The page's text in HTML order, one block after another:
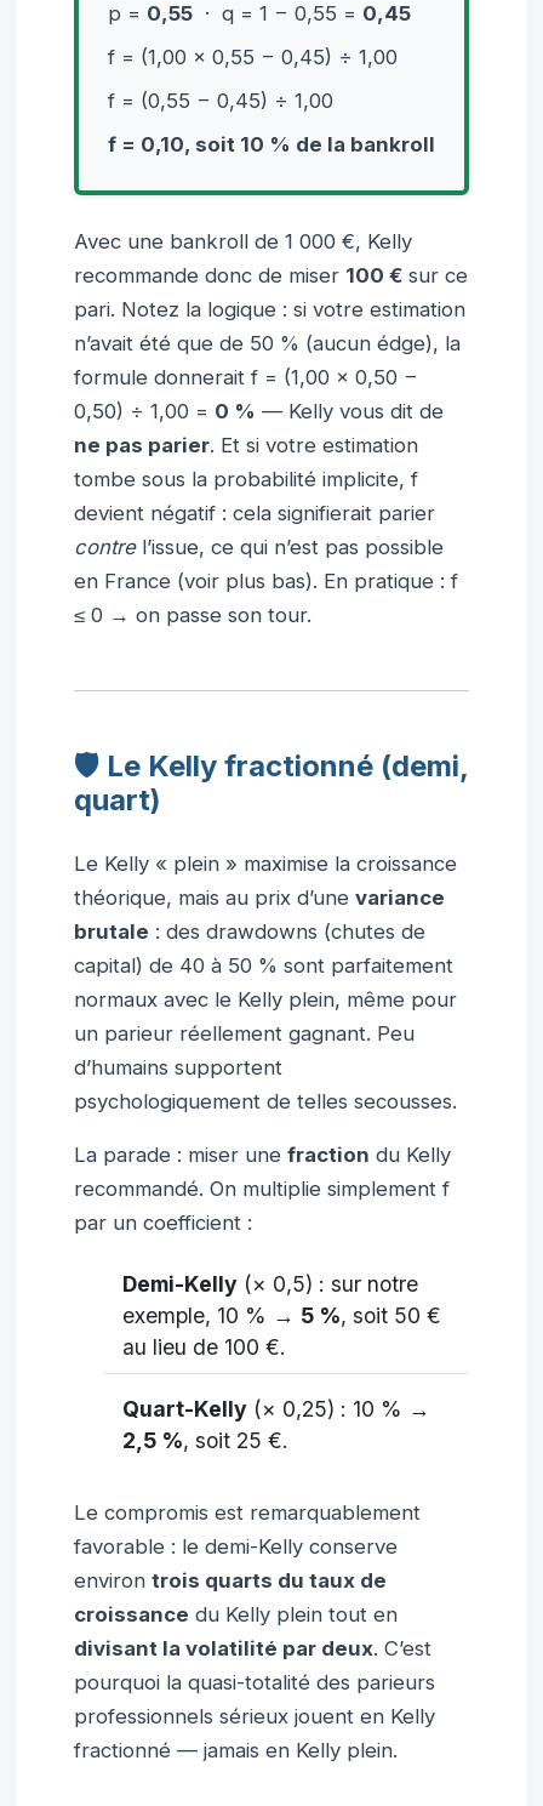
p = 0,55 · q = 1 − 0,55 = 0,45
f = (1,00 × 0,55 − 0,45) ÷ 1,00
f = (0,55 − 0,45) ÷ 1,00
f = 0,10, soit 10 % de la bankroll
Avec une bankroll de 1 000 €, Kelly
recommande donc de miser 100 € sur ce
pari. Notez la logique : si votre estimation
n’avait été que de 50 % (aucun édge), la
formule donnerait f = (1,00 × 0,50 −
0,50) ÷ 1,00 = 0 % — Kelly vous dit de
ne pas parier. Et si votre estimation
tombe sous la probabilité implicite, f
devient négatif : cela signifierait parier
contrel’issue, ce qui n’est pas possible
en France (voir plus bas). En pratique : f
≤ 0 → on passe son tour.
🛡️ Le Kelly fractionné (demi,
quart)
Le Kelly « plein » maximise la croissance
théorique, mais au prix d’une variance
brutale : des drawdowns (chutes de
capital) de 40 à 50 % sont parfaitement
normaux avec le Kelly plein, même pour
un parieur réellement gagnant. Peu
d’humains supportent
psychologiquement de telles secousses.
La parade : miser une fraction du Kelly
recommandé. On multiplie simplement f
par un coefficient :
Demi-Kelly (× 0,5) : sur notre
exemple, 10 % → 5 %, soit 50 €
au lieu de 100 €.
Quart-Kelly (× 0,25) : 10 % →
2,5 %, soit 25 €.
Le compromis est remarquablement
favorable : le demi-Kelly conserve
environ trois quarts du taux de
croissance du Kelly plein tout en
divisant la volatilité par deux. C’est
pourquoi la quasi-totalité des parieurs
professionnels sérieux jouent en Kelly
fractionné — jamais en Kelly plein.